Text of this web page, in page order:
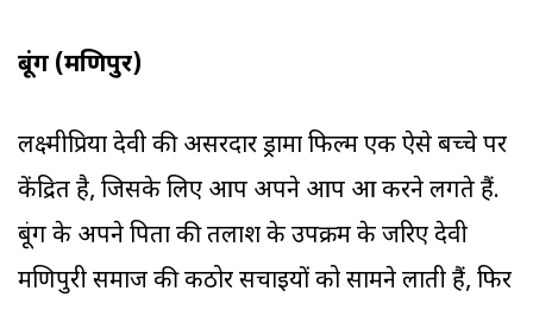
बूंग (मणिपुर)
लक्ष्मीप्रिया देवी की असरदार ड्रामा फिल्म एक ऐसे बच्चे पर
केंद्रित है, जिसके लिए आप अपने आप दुआ करने लगते हैं.
बूंग के अपने पिता की तलाश के उपक्रम के जरिए देवी
मणिपुरी समाज की कठोर सचाइयों को सामने लाती हैं, फिर